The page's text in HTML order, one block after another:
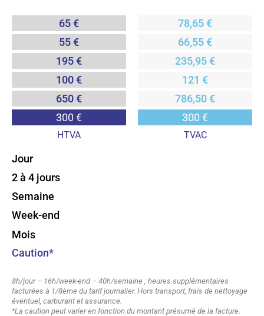
65 €
55 €
195 €
100 €
650 €
300 €
HTVA
78,65 €
66,55 €
235,95 €
121 €
786,50 €
300 €
TVAC
Jour
2 à 4 jours
Semaine
Week-end
Mois
Caution*
8h/jour – 16h/week-end – 40h/semaine ; heures supplémentaires
facturées à 1/8ème du tarif journalier. Hors transport, frais de nettoyage
éventuel, carburant et assurance.
*La caution peut varier en fonction du montant présumé de la facture.